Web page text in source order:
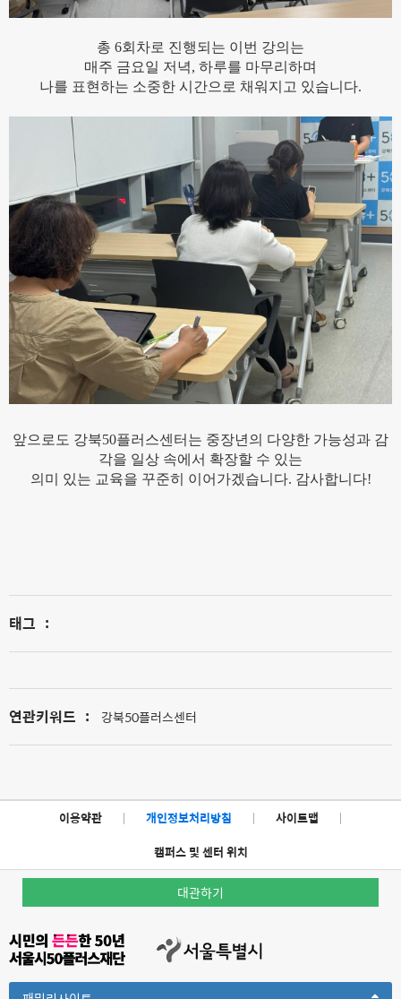
총 6회차로 진행되는 이번 강의는
매주 금요일 저녁, 하루를 마무리하며
나를 표현하는 소중한 시간으로 채워지고 있습니다.
앞으로도 강북50플러스센터는 중장년의 다양한 가능성과 감
각을 일상 속에서 확장할 수 있는
의미 있는 교육을 꾸준히 이어가겠습니다. 감사합니다!
태그 :
연관키워드 : 강북50플러스센터
이용약관 | 개인정보처리방침 | 사이트맵
|
캠퍼스 및 센터 위치
대관하기